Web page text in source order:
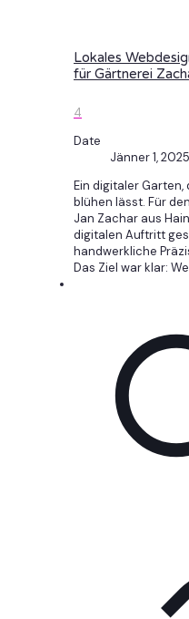
Lokales
für Gärtnerei
4
Date
Jänner 1, 2025
Ein digitaler
blühen lässt. Für
Jan Zachar aus
digitalen Auftritt
handwerkliche
Das Ziel war klar: